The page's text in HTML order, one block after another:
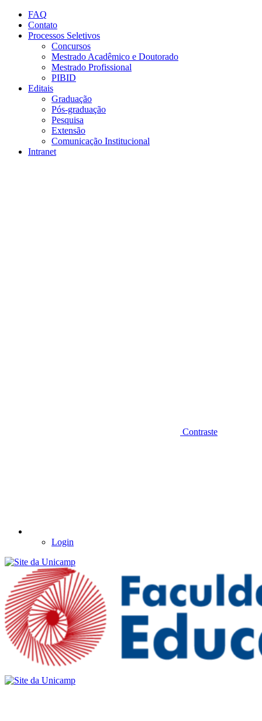
Conteúdo principal
FAQ
Contato
Processos Seletivos
Concursos
Mestrado Acadêmico e Doutorado
Mestrado Profissional
PIBID
Editais
Graduação
Pós-graduação
Pesquisa
Extensão
Comunicação Institucional
Intranet
Contraste
Login